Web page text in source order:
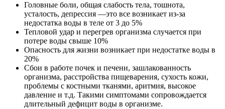
Головные боли, общая слабость тела, тошнота,
усталость, депрессия —это все возникает из-за
недостатка воды в теле от 3 до 5%
Тепловой удар и перегрев организма случается при
потере воды свыше 10%
Опасность для жизни возникает при недостатке воды в
20%
Сбои в работе почек и печени, зашлакованность
организма, расстройства пищеварения, сухость кожи,
проблемы с костными тканями, аритмия, высокое
давление и т.д. Такими симптомами сопровождается
длительный дефицит воды в организме.